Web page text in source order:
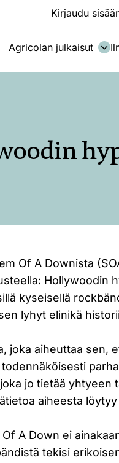
Kirjaudu
Agricolan julkaisut
Of A Downista
Hollywoodin
kyseisellä
lyhyt elinikä
joka aiheuttaa sen,
jo tietää yhtyeen
aiheesta
A Down ei
tekisi